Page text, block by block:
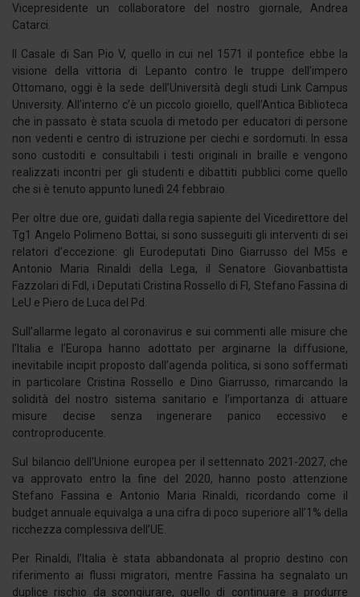
Vicepresidente un collaboratore del nostro giornale, Andrea
Catarci.
Il Casale di San Pio V, quello in cui nel 1571 il pontefice ebbe la
visione della vittoria di Lepanto contro le truppe dell’impero
Ottomano, oggi è la sede dell’Università degli studi Link Campus
University. All’interno c’è un piccolo gioiello, quell’Antica Biblioteca
che in passato è stata scuola di metodo per educatori di persone
non vedenti e centro di istruzione per ciechi e sordomuti. In essa
sono custoditi e consultabili i testi originali in braille e vengono
realizzati incontri per gli studenti e dibattiti pubblici come quello
che si è tenuto appunto lunedì 24 febbraio.
Per oltre due ore, guidati dalla regia sapiente del Vicedirettore del
Tg1 Angelo Polimeno Bottai, si sono susseguiti gli interventi di sei
relatori d’eccezione: gli Eurodeputati Dino Giarrusso del M5s e
Antonio Maria Rinaldi della Lega, il Senatore Giovanbattista
Fazzolari di FdI, i Deputati Cristina Rossello di FI, Stefano Fassina di
LeU e Piero de Luca del Pd.
Sull’allarme legato al coronavirus e sui commenti alle misure che
l’Italia e l’Europa hanno adottato per arginarne la diffusione,
inevitabile incipit proposto dall’agenda politica, si sono soffermati
in particolare Cristina Rossello e Dino Giarrusso, rimarcando la
solidità del nostro sistema sanitario e l’importanza di attuare
misure decise senza ingenerare panico eccessivo e
controproducente.
Sul bilancio dell'Unione europea per il settennato 2021-2027, che
va approvato entro la fine del 2020, hanno posto attenzione
Stefano Fassina e Antonio Maria Rinaldi, ricordando come il
budget annuale equivalga a una cifra di poco superiore all’1% della
ricchezza complessiva dell’UE.
Per Rinaldi, l’Italia è stata abbandonata al proprio destino con
riferimento ai flussi migratori, mentre Fassina ha segnalato un
duplice rischio da scongiurare, quello di continuare a produrre